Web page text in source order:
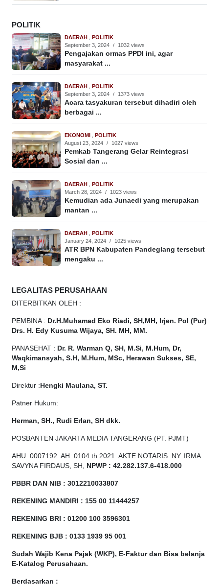
POLITIK
DAERAH
POLITIK
September 3, 2024 / 1032 views
Pengajakan ormas PPDI ini, agar
masyarakat ...
DAERAH
POLITIK
September 3, 2024 / 1373 views
Acara tasyakuran tersebut dihadiri oleh
berbagai ...
EKONOMI
POLITIK
August 23, 2024 / 1027 views
Pemkab Tangerang Gelar Reintegrasi
Sosial dan ...
DAERAH
POLITIK
March 28, 2024 / 1023 views
Kemudian ada Junaedi yang merupakan
mantan ...
DAERAH
POLITIK
January 24, 2024 / 1025 views
ATR BPN Kabupaten Pandeglang tersebut
mengaku ...
LEGALITAS PERUSAHAAN
DITERBITKAN OLEH :
PEMBINA : Dr.H.Muhamad Eko Riadi, SH,MH, Irjen. Pol (Pur)
Drs. H. Edy Kusuma Wijaya, SH. MH, MM.
PANASEHAT : Dr. R. Warman Q, SH, M.Si, M.Hum, Dr,
Waqkimansyah, S.H, M.Hum, MSc, Herawan Sukses, SE,
M,Si
Direktur : Hengki Maulana, ST.
Patner Hukum:
Herman, SH., Rudi Erlan, SH dkk.
POSBANTEN JAKARTA MEDIA TANGERANG (PT. PJMT)
AHU. 0007192. AH. 0104 th 2021. AKTE NOTARIS. NY. IRMA
SAVYNA FIRDAUS, SH,
NPW P : 42.282.137.6-418.000
PBBR DAN NIB : 3012210033807
REKENING MANDIRI : 155 00 11444257
REKENING BRI : 01200 100 3596301
REKENING BJB : 0133 1939 95 001
Sudah Wajib Kena Pajak (WKP), E-Faktur dan Bisa belanja
E-Katalog Perusahaan.
Berdasarkan :